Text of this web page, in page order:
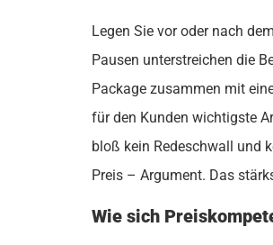
Legen Sie vor oder nach
Pausen unterstreichen die
Package zusammen mit
für den Kunden wichtigste
bloß kein Redeschwall und
Preis – Argument. Das
Wie sich